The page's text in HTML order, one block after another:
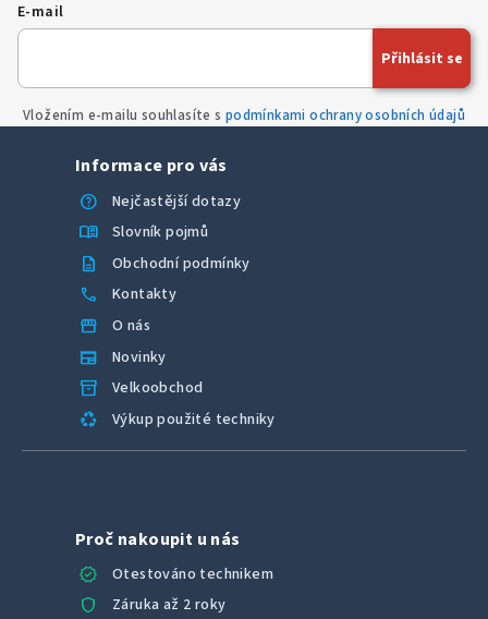
E-mail
Vložením e-mailu souhlasíte s podmínkami ochrany osobních údajů
Přihlásit se
Informace pro vás
help
Nejčastější dotazy
menu_book Slovník pojmů
description Obchodní podmínky
call Kontakty
storefront O nás
newspaper Novinky
inventory_2 Velkoobchod
recycling Výkup použité techniky
Proč nakoupit u nás
verified
Otestováno technikem
shield Záruka až 2 roky